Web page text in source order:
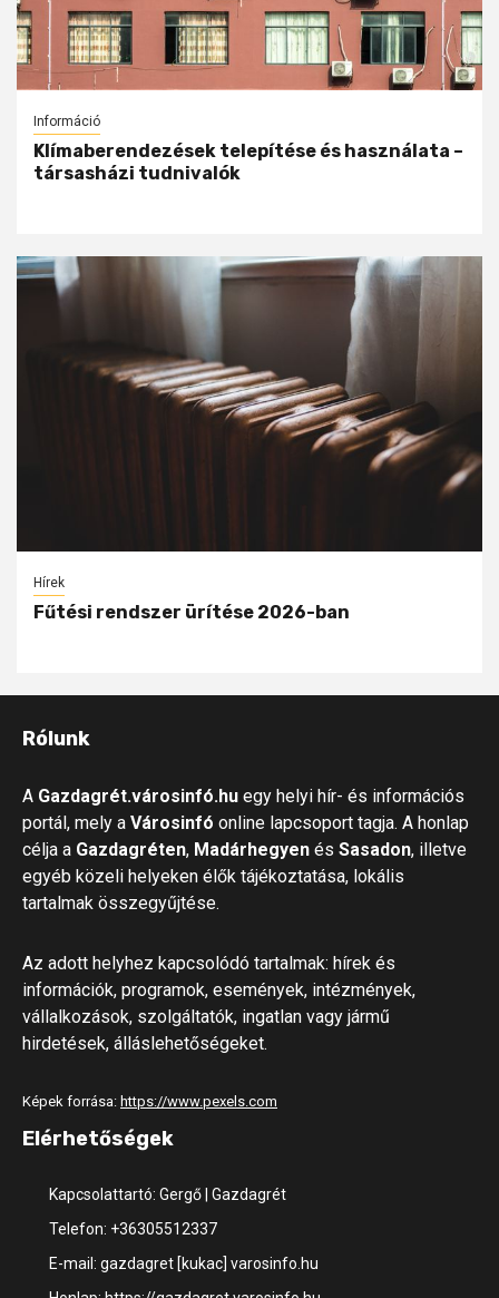
Információ
Klímaberendezések telepítése és használata –
társasházi tudnivalók
Hírek
Fűtési rendszer ürítése 2026-ban
Rólunk
A Gazdagrét.városinfó.hu egy helyi hír- és információs
portál, mely a Városinfó online lapcsoport tagja. A honlap
célja a Gazdagréten, Madárhegyen és Sasadon, illetve
egyéb közeli helyeken élők tájékoztatása, lokális
tartalmak összegyűjtése.
Az adott helyhez kapcsolódó tartalmak: hírek és
információk, programok, események, intézmények,
vállalkozások, szolgáltatók, ingatlan vagy jármű
hirdetések, álláslehetőségeket.
Képek forrása: https://www.pexels.com
Elérhetőségek
Kapcsolattartó: Gergő | Gazdagrét
Telefon: +36305512337
E-mail: gazdagret [kukac] varosinfo.hu